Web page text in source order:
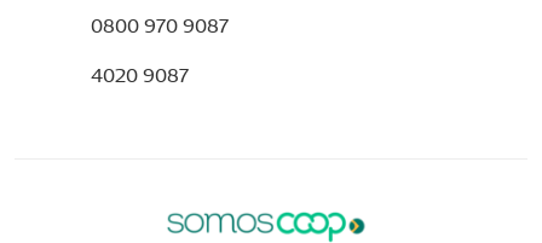
0800 970 9087
4020 9087